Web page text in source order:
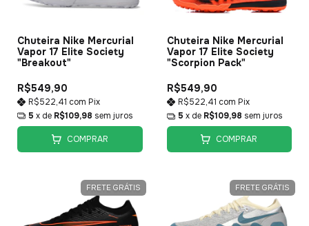
Chuteira Nike Mercurial
Vapor 17 Elite Society
"Breakout"
R$549,90
R$522,41 com Pix
5 x de R$109,98 sem juros
COMPRAR
Chuteira Nike Mercurial
Vapor 17 Elite Society
"Scorpion Pack"
R$549,90
R$522,41 com Pix
5 x de R$109,98 sem juros
COMPRAR
FRETE GRÁTIS FRETE GRÁTIS